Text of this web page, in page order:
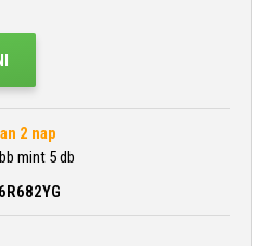
2 nap
mint 5 db